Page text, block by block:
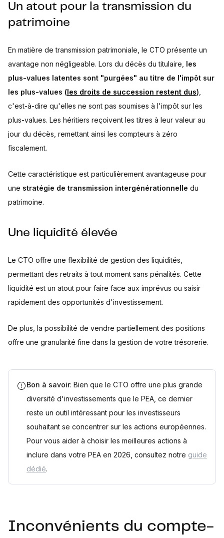
Un atout pour la transmission du
patrimoine
En matière de transmission patrimoniale, le CTO présente un
avantage non négligeable. Lors du décès du titulaire, les
plus-values latentes sont "purgées" au titre de l'impôt sur
les plus-values (les droits de succession restent dus)
c'est-à-dire qu'elles ne sont pas soumises à l'impôt sur les
plus-values. Les héritiers reçoivent les titres à leur valeur au
jour du décès, remettant ainsi les compteurs à zéro
fiscalement.
Cette caractéristique est particulièrement avantageuse pour
une stratégie de transmission intergénérationnelle du
patrimoine.
Une liquidité élevée
Le CTO offre une flexibilité de gestion des liquidités,
permettant des retraits à tout moment sans pénalités. Cette
liquidité est un atout pour faire face aux imprévus ou saisir
rapidement des opportunités d'investissement.
De plus, la possibilité de vendre partiellement des positions
offre une granularité fine dans la gestion de votre trésorerie.
Bon à savoir: Bien que le CTO offre une plus grande
diversité d'investissements que le PEA, ce dernier
reste un outil intéressant pour les investisseurs
souhaitant se concentrer sur les actions européennes.
Pour vous aider à choisir les meilleures actions à
inclure dans votre PEA en 2026, consultez notre guide
dédié.
Inconvénients du compte-